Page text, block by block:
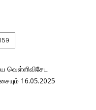
159
வெள்ளிவிசேட
16.05.2025